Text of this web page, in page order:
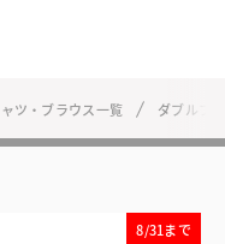
ツ・ブラウス一覧 ダブルフ
8/31まで